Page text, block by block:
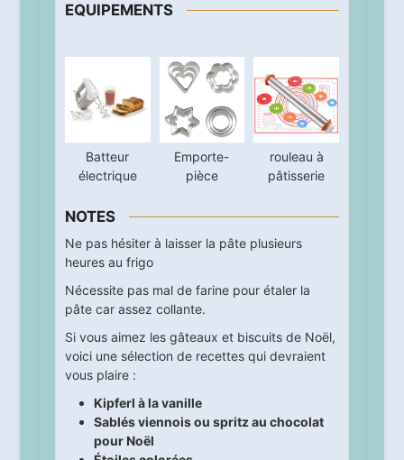
EQUIPEMENTS
Batteur
électrique
Emporte-
pièce
rouleau à
pâtisserie
NOTES
Ne pas hésiter à laisser la pâte plusieurs
heures au frigo
Nécessite pas mal de farine pour étaler la
pâte car assez collante.
Si vous aimez les gâteaux et biscuits de Noël,
voici une sélection de recettes qui devraient
vous plaire :
Kipferl à la vanille
Sablés viennois ou spritz au chocolat
pour Noël